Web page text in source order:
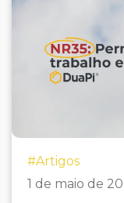
#Artigos
1 de maio de